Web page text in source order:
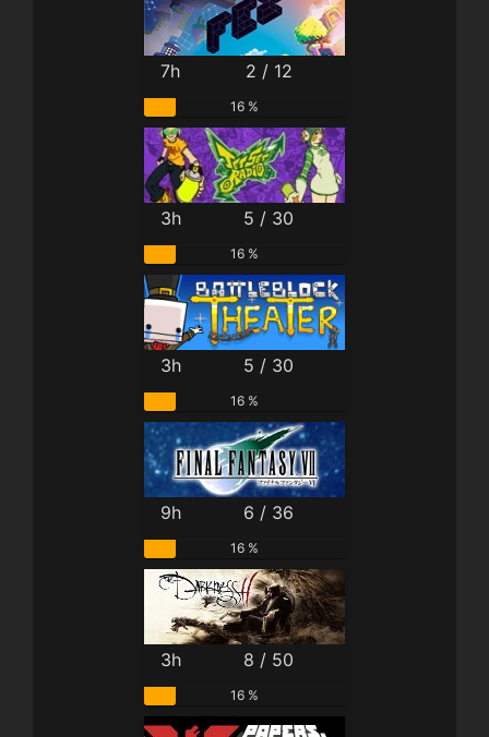
7h 2 / 12
16 %
3h 5 / 30
16 %
3h 5 / 30
16 %
9h 6 / 36
16 %
3h 8 / 50
16 %